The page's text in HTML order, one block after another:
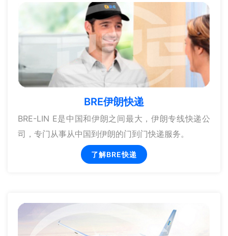
BRE伊朗快递
BRE-LIN E是中国和伊朗之间最大，伊朗专线快递公
司，专门从事从中国到伊朗的门到门快递服务。
了解BRE快递